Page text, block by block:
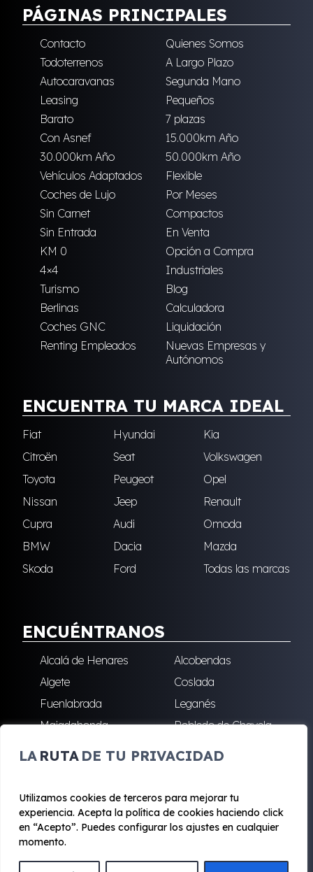
LA RUTA DE TU PRIVACIDAD
Utilizamos cookies de terceros para mejorar tu
experiencia. Acepta la política de cookies haciendo click
en “Acepto”. Puedes configurar los ajustes en cualquier
momento.
PÁGINAS PRINCIPALES
Contacto
Quienes Somos
Todoterrenos
A Largo Plazo
Autocaravanas
Segunda Mano
Leasing
Pequeños
Barato
7 plazas
Con Asnef
15.000km Año
30.000km Año
50.000km Año
Vehículos Adaptados
Flexible
Coches de Lujo
Por Meses
Sin Carnet
Compactos
Sin Entrada
En Venta
KM 0
Opción a Compra
4×4
Industriales
Turismo
Blog
Berlinas
Calculadora
Coches GNC
Liquidación
Renting Empleados
Nuevas Empresas y
Autónomos
ENCUENTRA TU MARCA IDEAL
Fiat Hyundai
Kia
Citroën
Seat
Volkswagen
Toyota
Peugeot
Opel
Nissan
Jeep
Renault
Cupra
Audi
Omoda
BMW
Dacia
Mazda
Skoda
Ford Todas las marcas
ENCUÉNTRANOS
Alcalá de Henares
Alcobendas
Algete
Coslada
Fuenlabrada
Leganés
Majadahonda
Robledo de Chavela
Reyes
© 2020 - 2026 Renting Mad
Aviso legal y Privacidad